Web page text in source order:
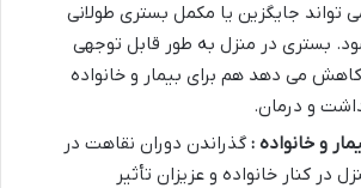
تواند جایگزین یا مکمل بستری طولانی
بستری در منزل به طور قابل توجهی
می دهد هم برای بیمار و خانواده
و درمان.
و خانواده : گذراندن دوران نقاهت در
در کنار خانواده و عزیزان تأثیر